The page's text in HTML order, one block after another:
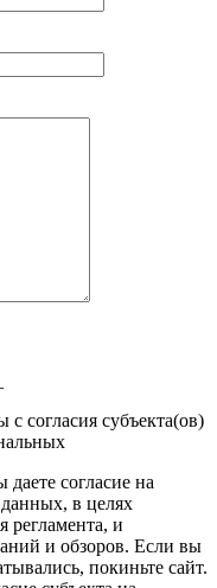
согласия субъекта(ов)
согласие на
в целях
регламента, и
и обзоров. Если вы
покиньте сайт.